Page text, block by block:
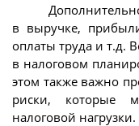
в выручке,
оплаты труда и т.д.
в налоговом
этом также важно
риски, которые
налоговой нагрузки.